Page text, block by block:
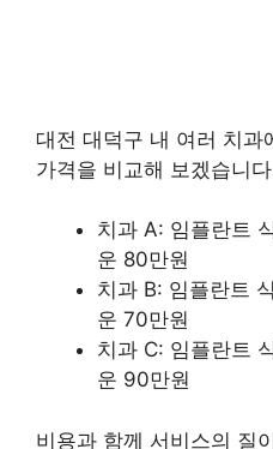
대전 대덕구 내 여러 치과
가격을 비교해 보겠습니
치과 A: 임플란트
운 80만원
치과 B: 임플란트
운 70만원
치과 C: 임플란트
운 90만원
비용과 함께 서비스의 질